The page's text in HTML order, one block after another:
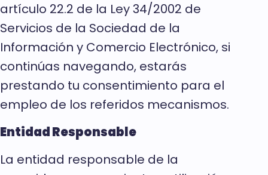
artículo 22.2 de la Ley 34/2002 de
Servicios de la Sociedad de la
Información y Comercio Electrónico, si
continúas navegando, estarás
prestando tu consentimiento para el
empleo de los referidos mecanismos.
Entidad Responsable
La entidad responsable de la